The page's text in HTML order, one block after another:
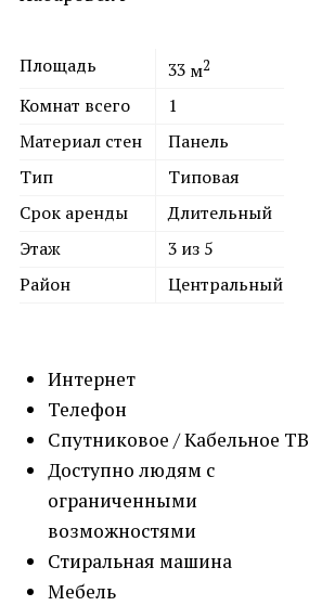
Площадь 33 м2
Комнат всего
1
Материал стен
Панель
Тип
Типовая
Срок аренды
Длительный
Этаж
3 из 5
Район
Центральный
Интернет
Телефон
Спутниковое / Кабельное ТВ
Доступно людям с
ограниченными
возможностями
Стиральная машина
Мебель